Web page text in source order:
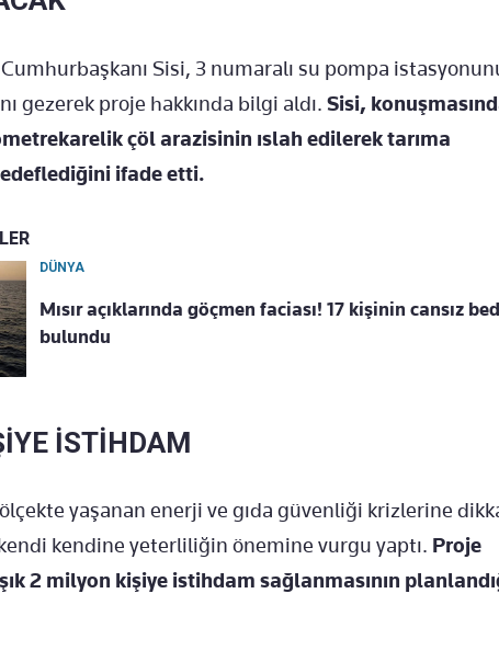
Sisi, 3 numaralı su pompa
gezerek proje hakkında bilgi aldı. Sisi,
çöl arazisinin ıslah edilerek tarıma
ifade etti.
DÜNYA
Mısır açıklarında göçmen faciası! 17 kişinin cansız
bulundu
İSTİHDAM
yaşanan enerji ve gıda güvenliği krizlerine
kendine yeterliliğin önemine vurgu yaptı. Proje
2 milyon kişiye istihdam sağlanmasının